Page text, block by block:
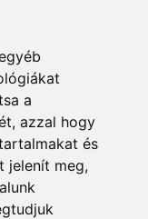
a
azzal hogy
és
jelenít meg,